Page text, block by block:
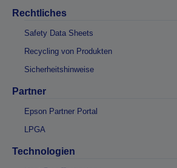
Rechtliches
Safety Data Sheets
Recycling von Produkten
Sicherheitshinweise
Partner
Epson Partner Portal
LPGA
Technologien